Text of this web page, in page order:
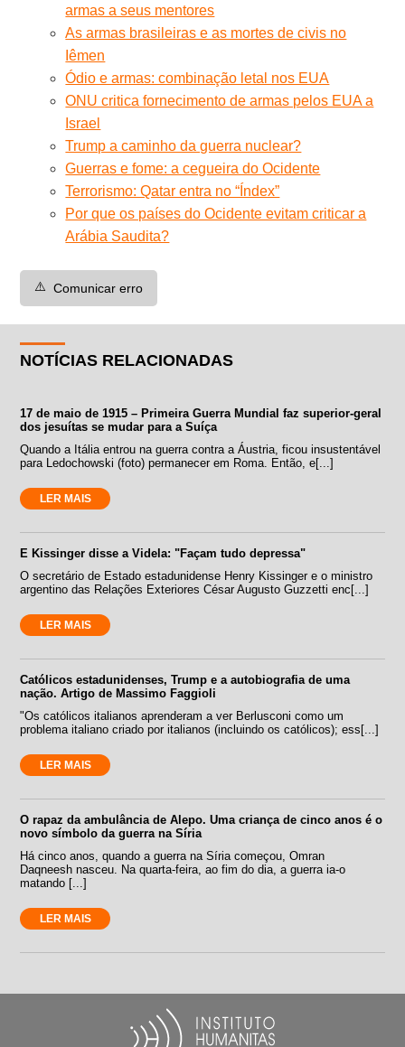
armas a seus mentores
As armas brasileiras e as mortes de civis no
Iêmen
Ódio e armas: combinação letal nos EUA
ONU critica fornecimento de armas pelos EUA a
Israel
Trump a caminho da guerra nuclear?
Guerras e fome: a cegueira do Ocidente
Terrorismo: Qatar entra no “Índex”
Por que os países do Ocidente evitam criticar a
Arábia Saudita?
⚠️ Comunicar erro
NOTÍCIAS RELACIONADAS
17 de maio de 1915 – Primeira Guerra Mundial faz superior-geral
dos jesuítas se mudar para a Suíça
Quando a Itália entrou na guerra contra a Áustria, ficou insustentável
para Ledochowski (foto) permanecer em Roma. Então, e[...]
LER MAIS
E Kissinger disse a Videla: "Façam tudo depressa"
O secretário de Estado estadunidense Henry Kissinger e o ministro
argentino das Relações Exteriores César Augusto Guzzetti enc[...]
LER MAIS
Católicos estadunidenses, Trump e a autobiografia de uma
nação. Artigo de Massimo Faggioli
"Os católicos italianos aprenderam a ver Berlusconi como um
problema italiano criado por italianos (incluindo os católicos); ess[...]
LER MAIS
O rapaz da ambulância de Alepo. Uma criança de cinco anos é o
novo símbolo da guerra na Síria
Há cinco anos, quando a guerra na Síria começou, Omran
Daqneesh nasceu. Na quarta-feira, ao fim do dia, a guerra ia-o
matando [...]
LER MAIS